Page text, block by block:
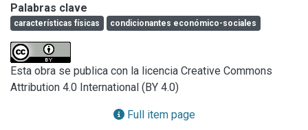
región. En este estudio introductorio se delimita el alcance
del análisis a las siguientes áreas y variables:
* Partidos de la primera y segunda corona sur del
Conurbano, sin perjuicio de aquellos aspectos que hagan
referencia a su problemática global.
Palabras clave
características físicas condicionantes económico-sociales
Esta obra se publica con la licencia Creative Commons
Attribution 4.0 International (BY 4.0)
Full item page